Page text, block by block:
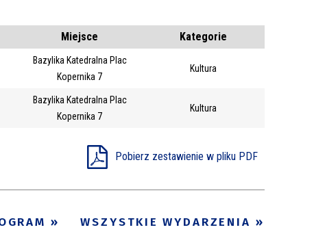
Kategoria
Trwające w
Organizator
Miejsce Kategorie
Bazylika Katedralna Plac
Kopernika 7
Kultura
Bazylika Katedralna Plac
Kopernika 7
Kultura
Pobierz zestawienie w pliku PDF
WSZYSTKIE WYDARZENIA